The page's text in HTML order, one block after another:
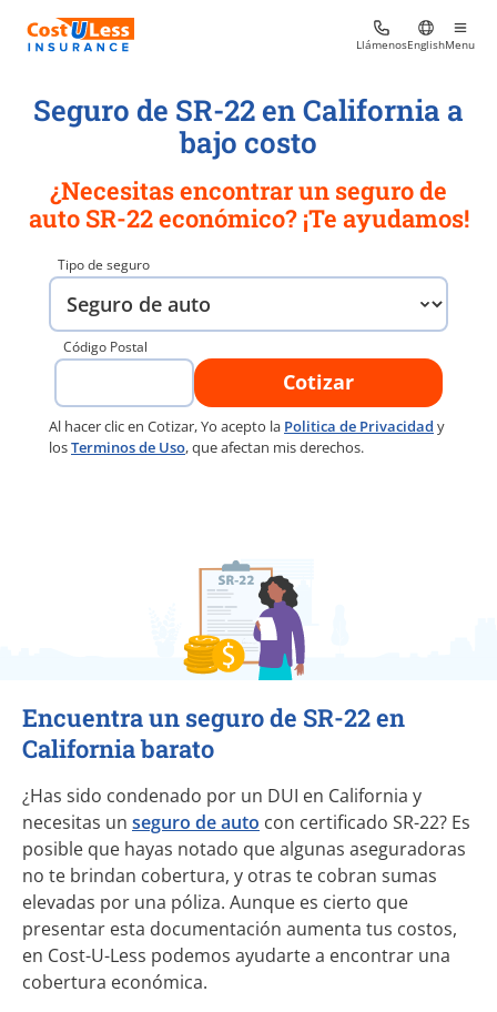
LlámenosEnglishMenu
Seguro de SR-22 en California a
bajo costo
¿Necesitas encontrar un seguro de
auto SR-22 económico? ¡Te ayudamos!
Tipo de seguro
Código Postal
Cotizar
Al hacer clic en Cotizar, Yo acepto la Politica de Privacidad y
losTerminos de Uso, que afectan mis derechos.
Encuentra un seguro de SR-22 en
California barato
¿Has sido condenado por un DUI en California y
necesitas un seguro de auto con certificado SR-22? Es
posible que hayas notado que algunas aseguradoras
no te brindan cobertura, y otras te cobran sumas
elevadas por una póliza. Aunque es cierto que
presentar esta documentación aumenta tus costos,
en Cost-U-Less podemos ayudarte a encontrar una
cobertura económica.